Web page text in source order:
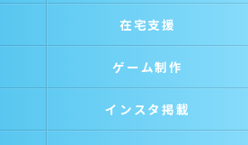
在宅支援
ゲーム制作
インスタ掲載